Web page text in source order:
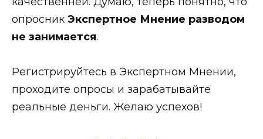
опросник Экспертное Мнение разводом
не занимается.
Регистрируйтесь в Экспертном Мнении,
проходите опросы и зарабатывайте
реальные деньги. Желаю успехов!